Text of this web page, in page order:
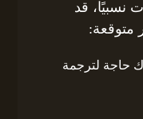
نسبيًا، قد
متوقعة:
حاجة لترجمة